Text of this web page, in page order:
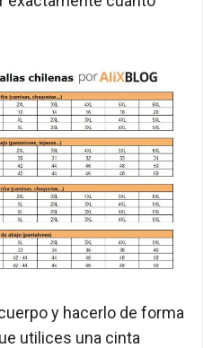
y hacerlo de forma
utilices una cinta